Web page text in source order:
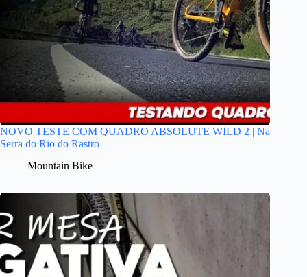
NOVO TESTE COM QUADRO ABSOLUTE WILD 2 | Na
Serra do Rio do Rastro
Mountain Bike